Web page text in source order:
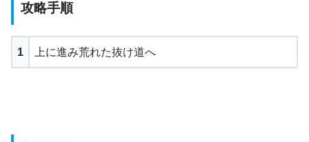
攻略手順
1 上に進み荒れた抜け道へ